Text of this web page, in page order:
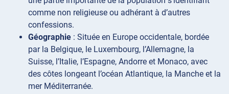
comme non religieuse ou adhérant à d’autres
confessions.
Géographie : Située en Europe occidentale, bordée
par la Belgique, le Luxembourg, l’Allemagne, la
Suisse, l’Italie, l’Espagne, Andorre et Monaco, avec
des côtes longeant l’océan Atlantique, la Manche et la
mer Méditerranée.